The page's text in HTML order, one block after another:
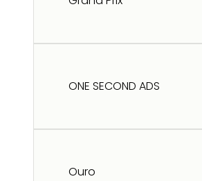
ONE SECOND ADS
Ouro